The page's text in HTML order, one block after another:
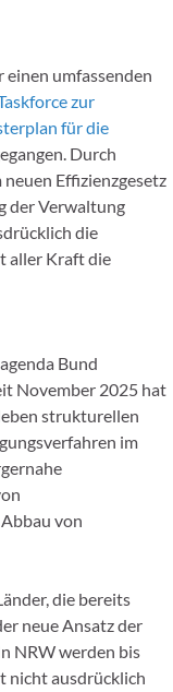
umfassenden
zur
für die
Durch
Effizienzgesetz
der Verwaltung
die
aller Kraft die
Bund
November 2025 hat
strukturellen
im
von
die bereits
neue Ansatz der
NRW werden bis
nicht ausdrücklich